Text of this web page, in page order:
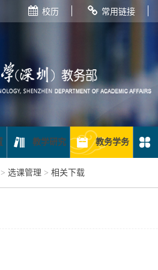
校历 常用链接
教学研究 教务学务
> 选课管理 > 相关下载